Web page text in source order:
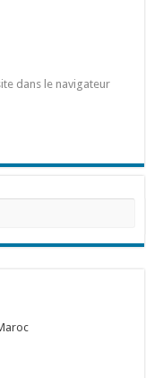
dans le navigateur